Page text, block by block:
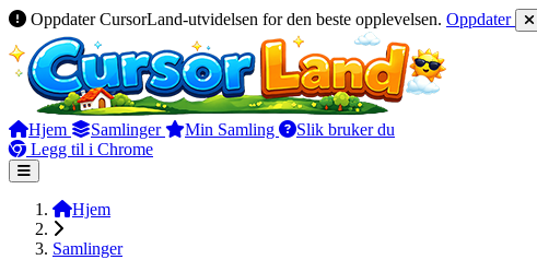
Oppdater CursorLand-utvidelsen for den beste opplevelsen. Oppdater
Hjem Samlinger Min Samling
Slik bruker du
Legg til i Chrome
Hjem
Samlinger